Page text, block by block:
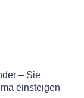
– Sie
einsteigen